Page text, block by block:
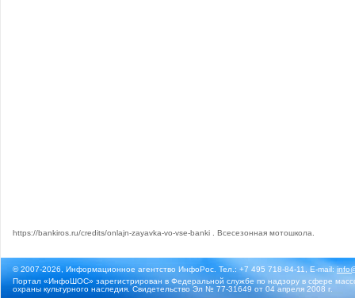
https://bankiros.ru/credits/onlajn-zayavka-vo-vse-banki Всесезонная мотошкола
© 2007-2026, Информационное агентство ИнфоРос. Тел.: +7 495 718-84-11, E-mail:
Портал «ИнфоШОС» зарегистрирован в Федеральной службе по надзору в сфере
охраны культурного наследия. Свидетельство Эл № 77-31649 от 04 апреля 2008 г.